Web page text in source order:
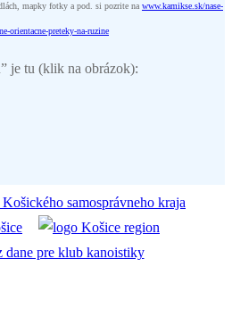
mapky fotky a pod. si pozrite na www.kamikse.sk/nase-
orientacne-preteky-na-ruzine
je tu (klik na obrázok):